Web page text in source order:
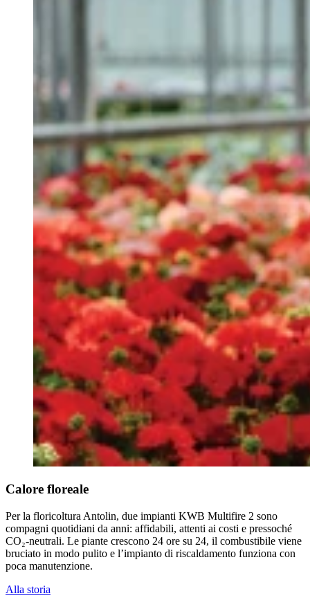
Calore floreale
Per la floricoltura Antolin, due impianti KWB Multifire 2 sono
compagni quotidiani da anni: affidabili, attenti ai costi e pressoché
CO₂-neutrali. Le piante crescono 24 ore su 24, il combustibile viene
bruciato in modo pulito e l’impianto di riscaldamento funziona con
poca manutenzione.
Alla storia